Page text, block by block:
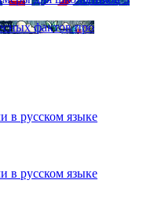
фактов про
в русском языке
в русском языке